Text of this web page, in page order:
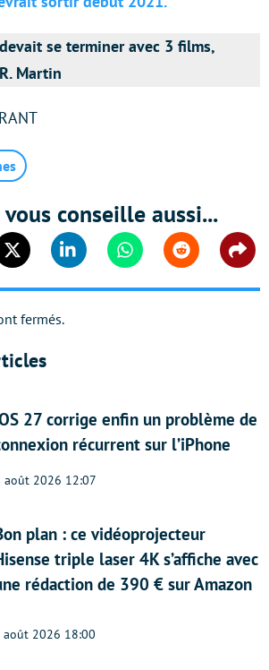
se terminer avec 3 films,
Martin
conseille aussi...
Twitter Linkedin WhatsappReddit
fermés.
27 corrige enfin un problème de
récurrent sur l’iPhone
août 2026 12:07
plan : ce vidéoprojecteur
triple laser 4K s’affiche avec
rédaction de 390 € sur Amazon
août 2026 18:00